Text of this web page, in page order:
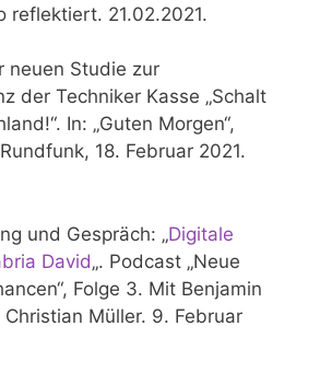
reflektiert. 21.02.2021.
neuen Studie zur
der Techniker Kasse „Schalt
In: „Guten Morgen“,
18. Februar 2021.
und Gespräch: „Digitale
David„. Podcast „Neue
Folge 3. Mit Benjamin
Müller. 9. Februar